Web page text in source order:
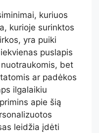
kuriuos
kurioje surinktos
yra puiki
puslapis
bet
ar padėkos
ilgalaikiu
apie šią
leidžia įdėti